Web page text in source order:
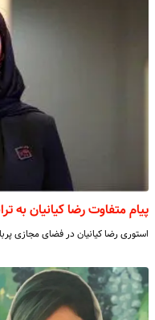
پیام متفاوت رضا کیانیان
استوری رضا کیانیان در فضای مجازی